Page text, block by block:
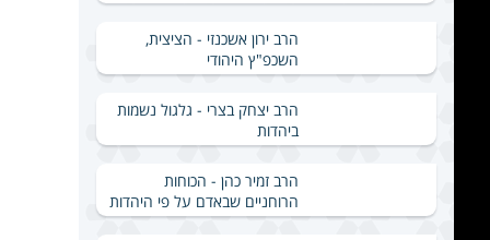
הרב ירון אשכנזי - הציצית,
השכפ"ץ היהודי
הרב יצחק בצרי - גלגול נשמות
ביהדות
הרב זמיר כהן - הכוחות
הרוחניים שבאדם על פי היהדות